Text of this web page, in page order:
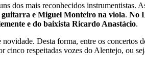
dos mais reconhecidos instrumentistas.
e Miguel Monteiro na viola. No
e do baixista Ricardo Anastácio.
Desta forma, entre os concertos
cinco respeitadas vozes do Alentejo, ou